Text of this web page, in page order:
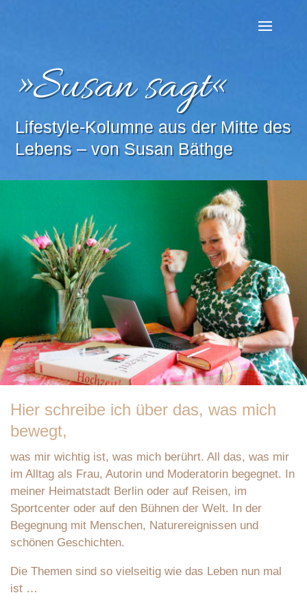
»Susan sagt«
Lifestyle-Kolumne aus der Mitte des
Lebens – von Susan Bäthge
Hier schreibe ich über das, was mich
bewegt,
was mir wichtig ist, was mich berührt. All das, was mir
im Alltag als Frau, Autorin und Moderatorin begegnet. In
meiner Heimatstadt Berlin oder auf Reisen, im
Sportcenter oder auf den Bühnen der Welt. In der
Begegnung mit Menschen, Naturereignissen und
schönen Geschichten.
Die Themen sind so vielseitig wie das Leben nun mal
ist …